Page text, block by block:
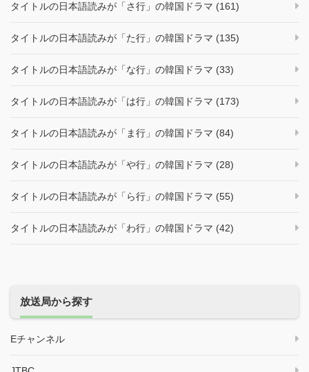
タイトルの日本語読みが「さ行」の韓国ドラマ (161)
タイトルの日本語読みが「た行」の韓国ドラマ (135)
タイトルの日本語読みが「な行」の韓国ドラマ (33)
タイトルの日本語読みが「は行」の韓国ドラマ (173)
タイトルの日本語読みが「ま行」の韓国ドラマ (84)
タイトルの日本語読みが「や行」の韓国ドラマ (28)
タイトルの日本語読みが「ら行」の韓国ドラマ (55)
タイトルの日本語読みが「わ行」の韓国ドラマ (42)
放送局から探す
Eチャンネル